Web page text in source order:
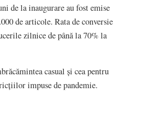
de la inaugurare au fost emise
de articole. Rata de conversie
zilnice de până la 70% la
casual și cea pentru
impuse de pandemie.